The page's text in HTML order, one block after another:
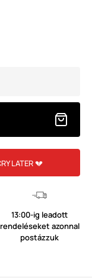
LATER 💔
13:00-ig leadott
rendeléseket azonnal
postázzuk